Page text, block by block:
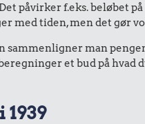
påvirker f.eks. beløbet
med tiden, men det gør
sammenligner man
et bud på hvad